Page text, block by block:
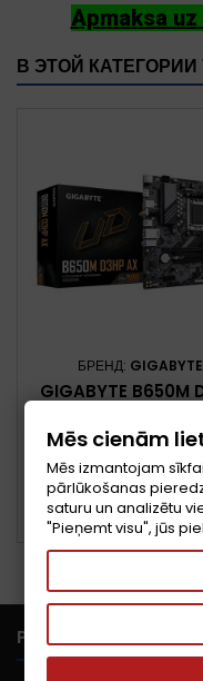
Apmaksa
В ЭТОЙ КАТЕГОРИИ
БРЕНД: GIGABYTE
GIGABYTE B650M
AMD B650
МИКРО ATX
Цена
115,48 €
 В корзину
В НАЛИЧИИ
PRECES
Mēs cienām
Mēs izmantojam
pārlūkošanas
saturu un analizētu
"Pieņemt visu", jūs